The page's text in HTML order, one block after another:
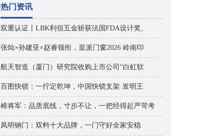
热门资讯
双重认证丨LBK利佰五金斩获法国FDA设计奖、
张灿×孙建亚×赵睿领衔，皇派门窗2026 岭南印
航天智造（厦门）研究院收购上市公司“白虹软
百图快锁：一拧定乾坤，中国快锁支架·发明王
椅将军：品质底线，寸步不让，一把经得起严苛考
凤明钢门：双料十大品牌，一门守好全家安稳